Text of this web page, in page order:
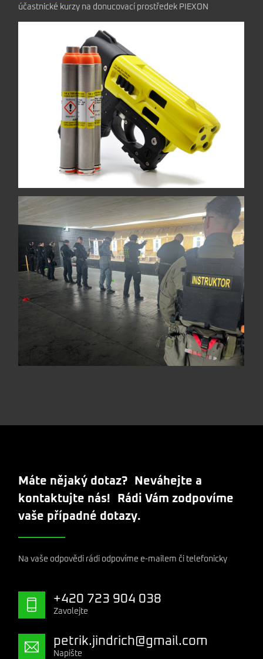
účastnické kurzy na donucovací prostředek PIEXON
Máte nějaký dotaz? Neváhejte a
kontaktujte nás! Rádi Vám zodpovíme
vaše případné dotazy.
Na vaše odpovědi rádi odpovíme e-mailem či telefonicky
+420 723 904 038
Zavolejte
petrik.jindrich@gmail.com
Napište